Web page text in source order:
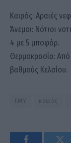
Καιρός: Αραιές
Άνεμοι: Νότιοι
4 με 5 μποφόρ.
Θερμοκρασία: Από
βαθμούς Κελσίου.
ΕΜΥ καιρός